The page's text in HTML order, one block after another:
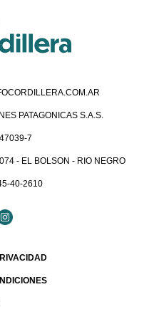
PATAGONICAS S.A.S.
7
- EL BOLSON - RIO NEGRO
40-2610